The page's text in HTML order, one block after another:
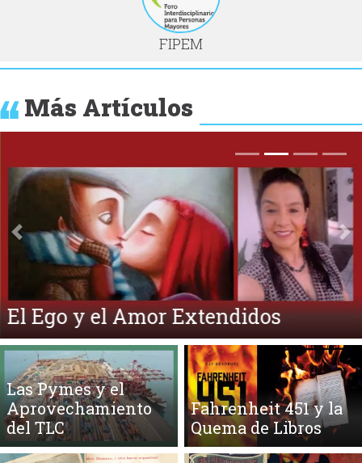
FIPEM
Más Artículos
El Ego y el Amor Extendidos
Anterior
Las Pymes y el
Aprovechamiento
del TLC
Fahrenheit 451 y la
Quema de Libros